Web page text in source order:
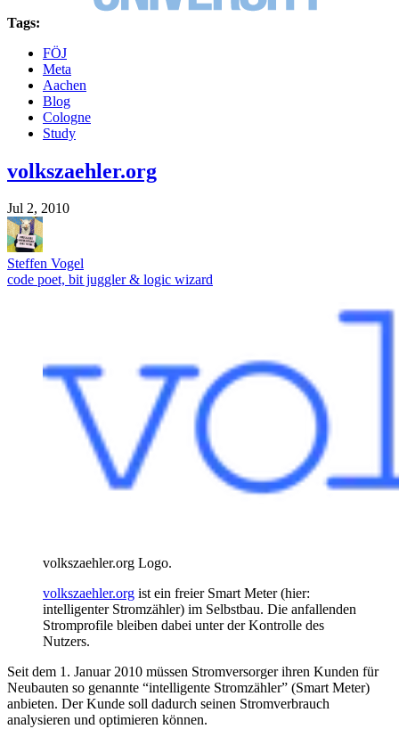
Tags:
FÖJ
Meta
Aachen
Blog
Cologne
Study
volkszaehler.org
Jul 2, 2010
Steffen Vogel
code poet, bit juggler & logic wizard
volkszaehler.org Logo.
volkszaehler.org ist ein freier Smart Meter (hier:
intelligenter Stromzähler) im Selbstbau. Die anfallenden
Stromprofile bleiben dabei unter der Kontrolle des
Nutzers.
Seit dem 1. Januar 2010 müssen Stromversorger ihren Kunden für
Neubauten so genannte “intelligente Stromzähler” (Smart Meter)
anbieten. Der Kunde soll dadurch seinen Stromverbrauch
analysieren und optimieren können.